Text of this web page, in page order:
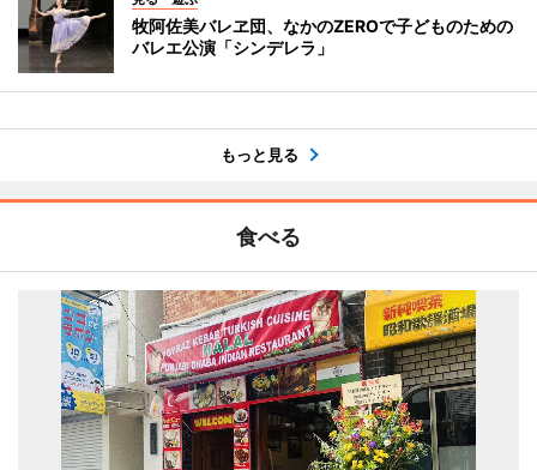
牧阿佐美バレヱ団、なかのZEROで子どものための
バレエ公演「シンデレラ」
もっと見る
食べる